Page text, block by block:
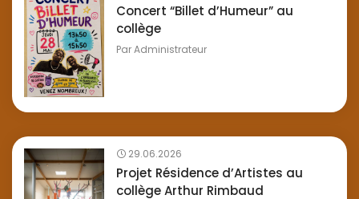
Concert “Billet d’Humeur” au
collège
ParAdministrateur
29.06.2026
Projet Résidence d’Artistes au
collège Arthur Rimbaud